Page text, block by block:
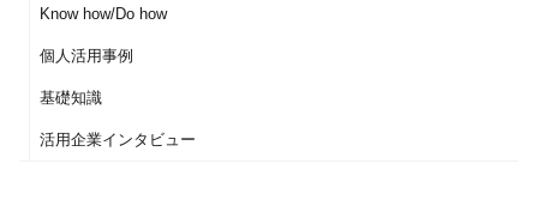
Know how/Do how
個人活用事例
基礎知識
活用企業インタビュー